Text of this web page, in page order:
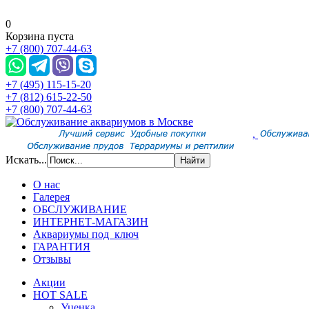
0
Корзина пуста
+7 (800) 707-44-63
+7 (495) 115-15-20
+7 (812) 615-22-50
+7 (800) 707-44-63
,
Искать...
О нас
Галерея
ОБСЛУЖИВАНИЕ
ИНТЕРНЕТ-МАГАЗИН
Аквариумы под ключ
ГАРАНТИЯ
Отзывы
Акции
HOT SALE